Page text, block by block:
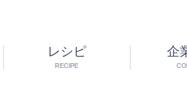
レシピ
RECIPE
企